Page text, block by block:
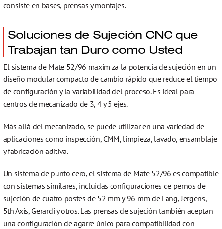
consiste en bases, prensas y montajes.
Soluciones de Sujeción CNC que
Trabajan tan Duro como Usted
El sistema de Mate 52/96 maximiza la potencia de sujeción en un
diseño modular compacto de cambio rápido que reduce el tiempo
de configuración y la variabilidad del proceso. Es ideal para
centros de mecanizado de 3, 4 y 5 ejes.
Más allá del mecanizado, se puede utilizar en una variedad de
aplicaciones como inspección, CMM, limpieza, lavado, ensamblaje
y fabricación aditiva.
Un sistema de punto cero, el sistema de Mate 52/96 es compatible
con sistemas similares, incluidas configuraciones de pernos de
sujeción de cuatro postes de 52 mm y 96 mm de Lang, Jergens,
5th Axis, Gerardi y otros. Las prensas de sujeción también aceptan
una configuración de agarre único para compatibilidad con